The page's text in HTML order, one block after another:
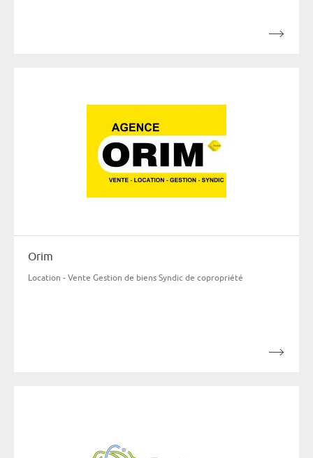
Orim
Location - Vente Gestion de biens Syndic de copropriété